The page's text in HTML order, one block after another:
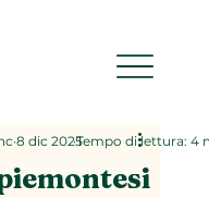
8 dic 2025Tempo di lettura: 4